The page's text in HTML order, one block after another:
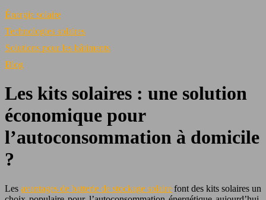
Énergie solaire
Technologies solaires
Solutions pour les bâtiments
Blog
Les kits solaires : une solution
économique pour
l’autoconsommation à domicile
?
Les avantages de batterie de stockage solaire font des kits solaires un